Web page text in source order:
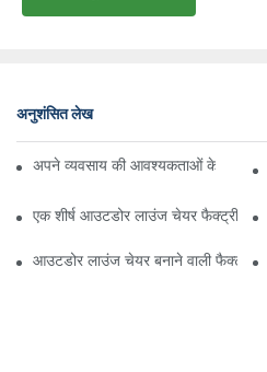
अनुशंसित लेख
अपने व्यवसाय की आवश्यकताओं के लिए सही
एक शीर्ष आउटडोर लाउंज चेयर फैक्ट्री से
आउटडोर लाउंज चेयर बनाने वाली फैक्ट्री